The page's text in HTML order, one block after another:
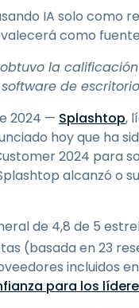
remoto a través
SSH/VNC
con Wacom
Remoto a
del punto final
todas las
IA solo como
como
la
de
2024 — Splashtop,
hoy que ha
2024 para
alcanzó o
de 4,8 de 5
(basada en 23
incluidos
para los